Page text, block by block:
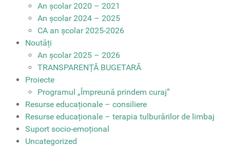
An școlar 2020 – 2021
An școlar 2024 – 2025
CA an școlar 2025-2026
Noutăți
An școlar 2025 – 2026
TRANSPARENȚĂ BUGETARĂ
Proiecte
Programul „Împreună prindem curaj”
Resurse educaționale – consiliere
Resurse educaționale – terapia tulburărilor de limbaj
Suport socio-emoțional
Uncategorized